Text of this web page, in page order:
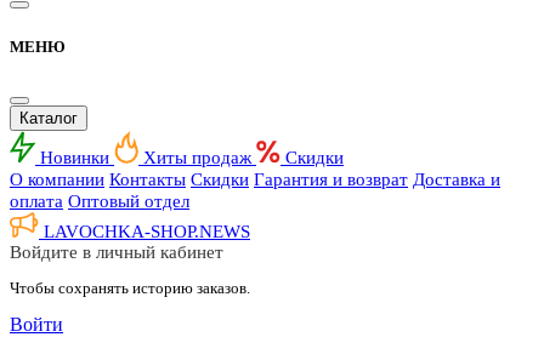
МЕНЮ
Каталог
Новинки Хиты продаж
Скидки
О компании Контакты Скидки Гарантия и возврат Доставка и
оплата Оптовый отдел
LAVOCHKA-SHOP.NEWS
Войдите в личный кабинет
Чтобы сохранять историю заказов.
Войти